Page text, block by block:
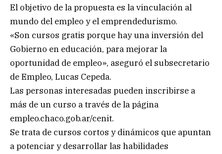
El objetivo de la propuesta es la vinculación al
mundo del empleo y el emprendedurismo.
«Son cursos gratis porque hay una inversión del
Gobierno en educación, para mejorar la
oportunidad de empleo», aseguró el subsecretario
de Empleo, Lucas Cepeda.
Las personas interesadas pueden inscribirse a
más de un curso a través de la página
empleo.chaco.gob.ar/cenit.
Se trata de cursos cortos y dinámicos que apuntan
a potenciar y desarrollar las habilidades